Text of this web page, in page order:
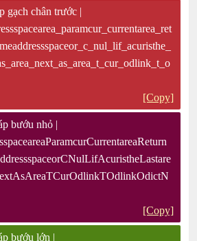
gạch chân trước |
[Copy]
bướu nhỏ |
[Copy]
bướu lớn |